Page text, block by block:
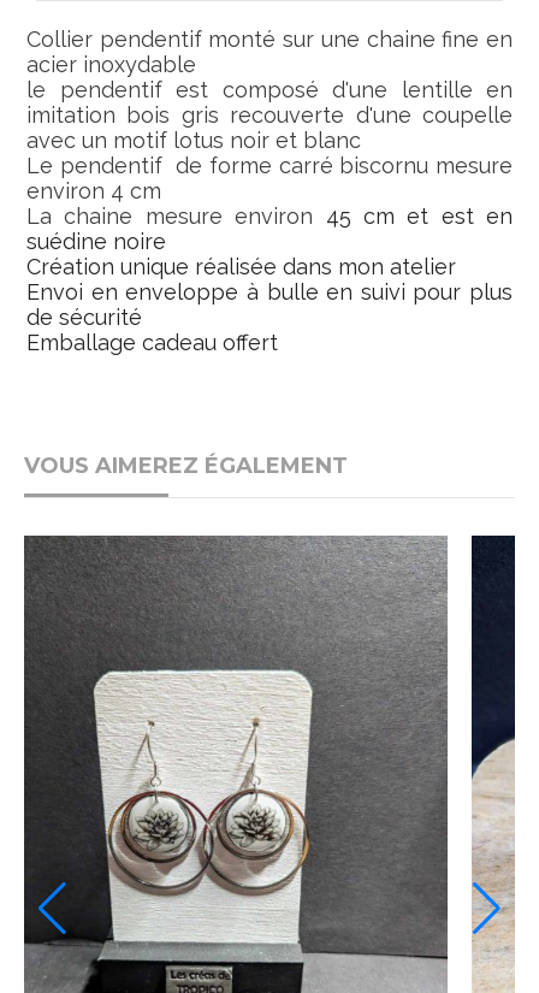
Collier pendentif monté sur une chaine fine en
acier inoxydable
le pendentif est composé d'une lentille en
imitation bois gris recouverte d'une coupelle
avec un motif lotus noir et blanc
Le pendentif de forme carré biscornu mesure
environ 4 cm
La chaine mesure environ 45 cm et est en
suédine noire
Création unique réalisée dans mon atelier
Envoi en enveloppe à bulle en suivi pour plus
de sécurité
Emballage cadeau offert
VOUS AIMEREZ ÉGALEMENT